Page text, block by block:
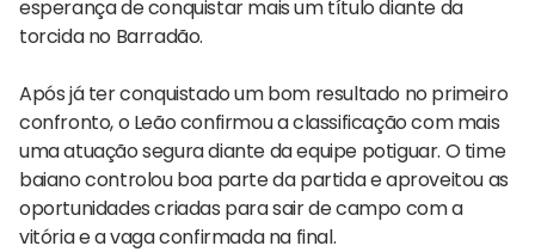
esperança de conquistar mais um título diante da
torcida no Barradão.
Após já ter conquistado um bom resultado no primeiro
confronto, o Leão confirmou a classificação com mais
uma atuação segura diante da equipe potiguar. O time
baiano controlou boa parte da partida e aproveitou as
oportunidades criadas para sair de campo com a
vitória e a vaga confirmada na final.